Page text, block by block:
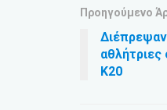
Προηγούμενο
Διέπρεψαν
Κ20